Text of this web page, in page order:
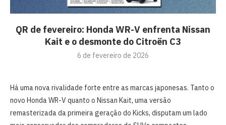
QR de fevereiro: Honda WR-V enfrenta Nissan
Kait e o desmonte do Citroën C3
6 de fevereiro de 2026
Há uma nova rivalidade forte entre as marcas japonesas. Tanto o
novo Honda WR-V quanto o Nissan Kait, uma versão
remasterizada da primeira geração do Kicks, disputam um lado